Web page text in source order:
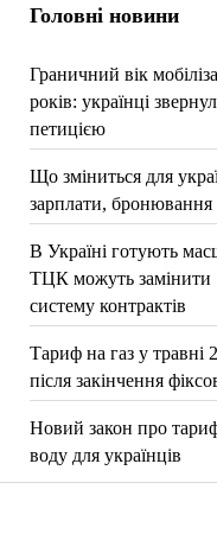
Головні новини
Граничний вік
років: українці
петицією
Що зміниться для
зарплати, бронювання
В Україні готують
ТЦК можуть замінити
систему контрактів
Тариф на газ у травні
після закінчення
Новий закон про
воду для українців